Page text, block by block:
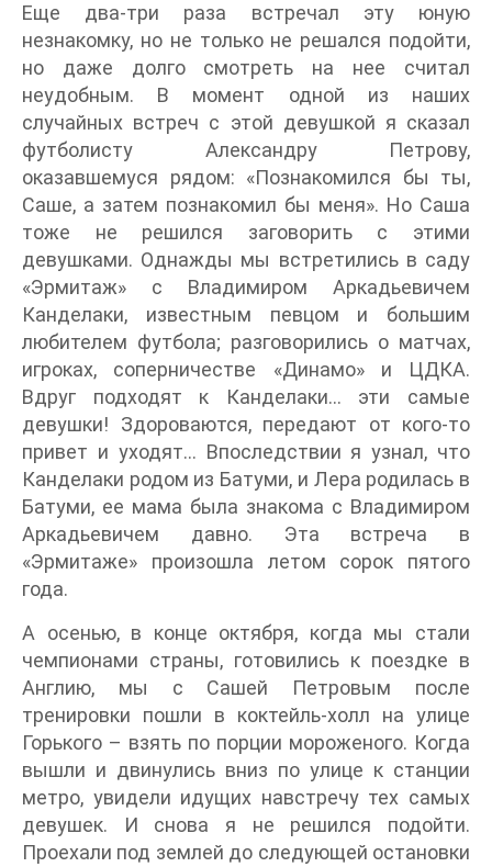
Еще два-три раза встречал эту юную
незнакомку, но не только не решался подойти,
но даже долго смотреть на нее считал
неудобным. В момент одной из наших
случайных встреч с этой девушкой я сказал
футболисту Александру Петрову,
оказавшемуся рядом: «Познакомился бы ты,
Саше, а затем познакомил бы меня». Но Саша
тоже не решился заговорить с этими
девушками. Однажды мы встретились в саду
«Эрмитаж» с Владимиром Аркадьевичем
Канделаки, известным певцом и большим
любителем футбола; разговорились о матчах,
игроках, соперничестве «Динамо» и ЦДКА.
Вдруг подходят к Канделаки… эти самые
девушки! Здороваются, передают от кого-то
привет и уходят… Впоследствии я узнал, что
Канделаки родом из Батуми, и Лера родилась в
Батуми, ее мама была знакома с Владимиром
Аркадьевичем давно. Эта встреча в
«Эрмитаже» произошла летом сорок пятого
года.
А осенью, в конце октября, когда мы стали
чемпионами страны, готовились к поездке в
Англию, мы с Сашей Петровым после
тренировки пошли в коктейль-холл на улице
Горького – взять по порции мороженого. Когда
вышли и двинулись вниз по улице к станции
метро, увидели идущих навстречу тех самых
девушек. И снова я не решился подойти.
Проехали под землей до следующей остановки